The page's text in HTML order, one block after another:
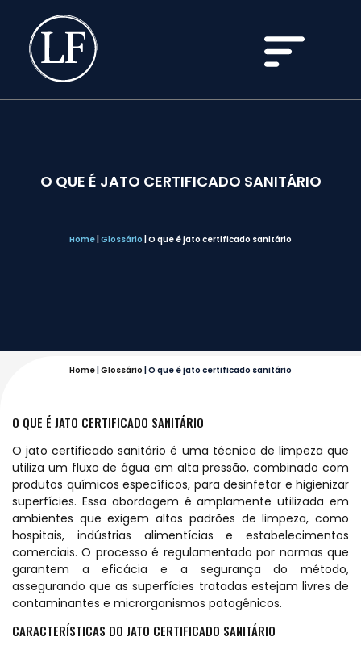
O QUE É JATO CERTIFICADO SANITÁRIO
Home Glossário O que é jato certificado sanitário
Home Glossário O que é jato certificado sanitário
O QUE É JATO CERTIFICADO SANITÁRIO
O jato certificado sanitário é uma técnica de limpeza que
utiliza um fluxo de água em alta pressão, combinado com
produtos químicos específicos, para desinfetar e higienizar
superfícies. Essa abordagem é amplamente utilizada em
ambientes que exigem altos padrões de limpeza, como
hospitais, indústrias alimentícias e estabelecimentos
comerciais. O processo é regulamentado por normas que
garantem a eficácia e a segurança do método,
assegurando que as superfícies tratadas estejam livres de
contaminantes e microrganismos patogênicos.
CARACTERÍSTICAS DO JATO CERTIFICADO SANITÁRIO